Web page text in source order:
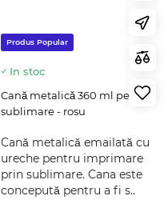
Produs Popular
In stoc
Cană metalică 360 ml pentru
sublimare - rosu
Cană metalică emailată cu
ureche pentru imprimare
prin sublimare. Cana este
concepută pentru a fi s..